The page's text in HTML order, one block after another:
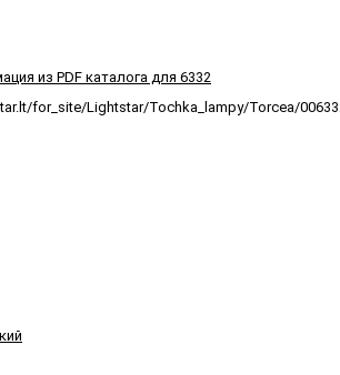
из PDF каталога для 6332
for_site/Lightstar/Tochka_lampy/Torcea/